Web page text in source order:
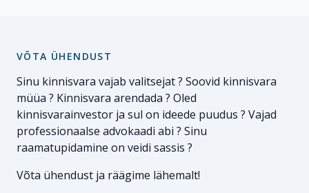
VÕTA ÜHENDUST
Sinu kinnisvara vajab valitsejat ? Soovid kinnisvara
müüa ? Kinnisvara arendada ? Oled
kinnisvarainvestor ja sul on ideede puudus ? Vajad
professionaalse advokaadi abi ? Sinu
raamatupidamine on veidi sassis ?
Võta ühendust ja räägime lähemalt!